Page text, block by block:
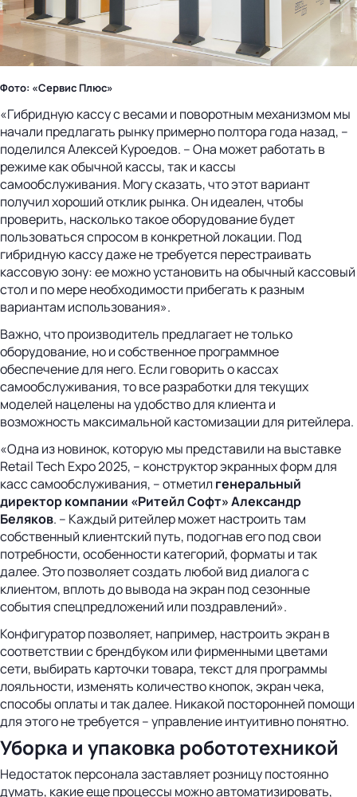
Фото: «Сервис Плюс»
«Гибридную кассу с весами и поворотным механизмом мы
начали предлагать рынку примерно полтора года назад, –
поделился Алексей Куроедов. – Она может работать в
режиме как обычной кассы, так и кассы
самообслуживания. Могу сказать, что этот вариант
получил хороший отклик рынка. Он идеален, чтобы
проверить, насколько такое оборудование будет
пользоваться спросом в конкретной локации. Под
гибридную кассу даже не требуется перестраивать
кассовую зону: ее можно установить на обычный кассовый
стол и по мере необходимости прибегать к разным
вариантам использования».
Важно, что производитель предлагает не только
оборудование, но и собственное программное
обеспечение для него. Если говорить о кассах
самообслуживания, то все разработки для текущих
моделей нацелены на удобство для клиента и
возможность максимальной кастомизации для ритейлера.
«Одна из новинок, которую мы представили на выставке
Retail Tech Expo 2025, – конструктор экранных форм для
касс самообслуживания, – отметил генеральный
директор компании «Ритейл Софт» Александр
Беляков. – Каждый ритейлер может настроить там
собственный клиентский путь, подогнав его под свои
потребности, особенности категорий, форматы и так
далее. Это позволяет создать любой вид диалога с
клиентом, вплоть до вывода на экран под сезонные
события спецпредложений или поздравлений».
Конфигуратор позволяет, например, настроить экран в
соответствии с брендбуком или фирменными цветами
сети, выбирать карточки товара, текст для программы
лояльности, изменять количество кнопок, экран чека,
способы оплаты и так далее. Никакой посторонней помощи
для этого не требуется – управление интуитивно понятно.
Уборка и упаковка робототехникой
Недостаток персонала заставляет розницу постоянно
думать, какие еще процессы можно автоматизировать,